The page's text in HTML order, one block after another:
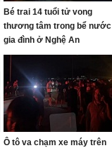
Bé trai 14 tuổi tử vong
thương tâm trong bể nước
gia đình ở Nghệ An
Ô tô va chạm xe máy trên